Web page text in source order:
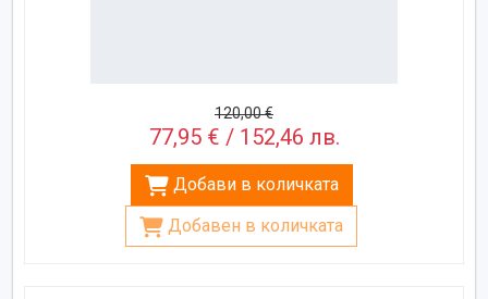
120,00 €
77,95 € / 152,46 лв.
Добави в количката
Добавен в количката